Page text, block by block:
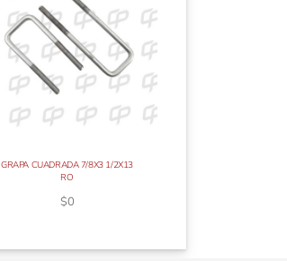
GRAPA CUADRADA 7/8X3 1/2X13
RO
$0